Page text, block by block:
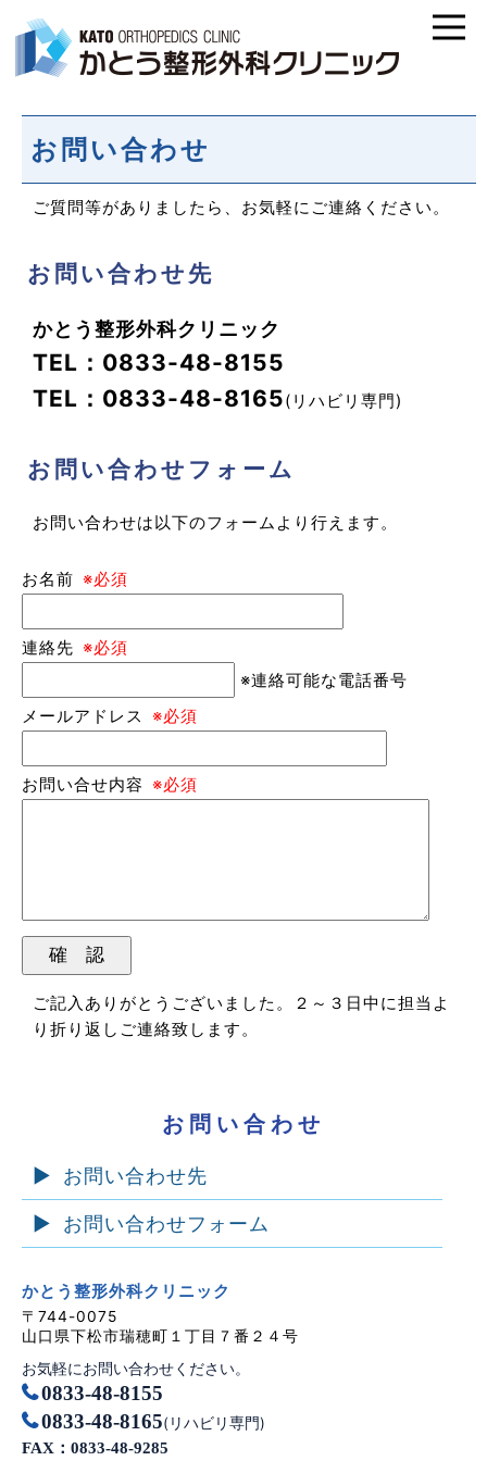
お問い合わせ
ご質問等がありましたら、お気軽にご連絡ください。
お問い合わせ先
かとう整形外科クリニック
TEL：0833-48-8155
TEL：0833-48-8165(リハビリ専門)
お問い合わせフォーム
お問い合わせは以下のフォームより行えます。
お名前 ※必須
連絡先 ※必須
※連絡可能な電話番号
メールアドレス
※必須
お問い合せ内容 ※必須
ご記入ありがとうございました。２～３日中に担当よ
り折り返しご連絡致します。
お問い合わせ
お問い合わせ先
お問い合わせフォーム
かとう整形外科クリニック
〒744-0075
山口県下松市瑞穂町１丁目７番２４号
お気軽にお問い合わせください。
0833-48-8155
0833-48-8165(リハビリ専門)
FAX：0833-48-9285